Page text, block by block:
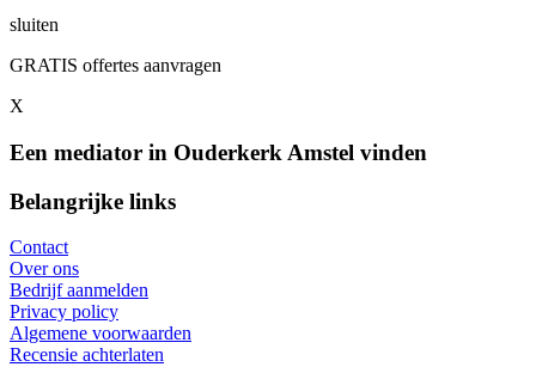
sluiten
GRATIS offertes aanvragen
X
Een mediator in Ouderkerk Amstel vinden
Belangrijke links
Contact
Over ons
Bedrijf aanmelden
Privacy policy
Algemene voorwaarden
Recensie achterlaten